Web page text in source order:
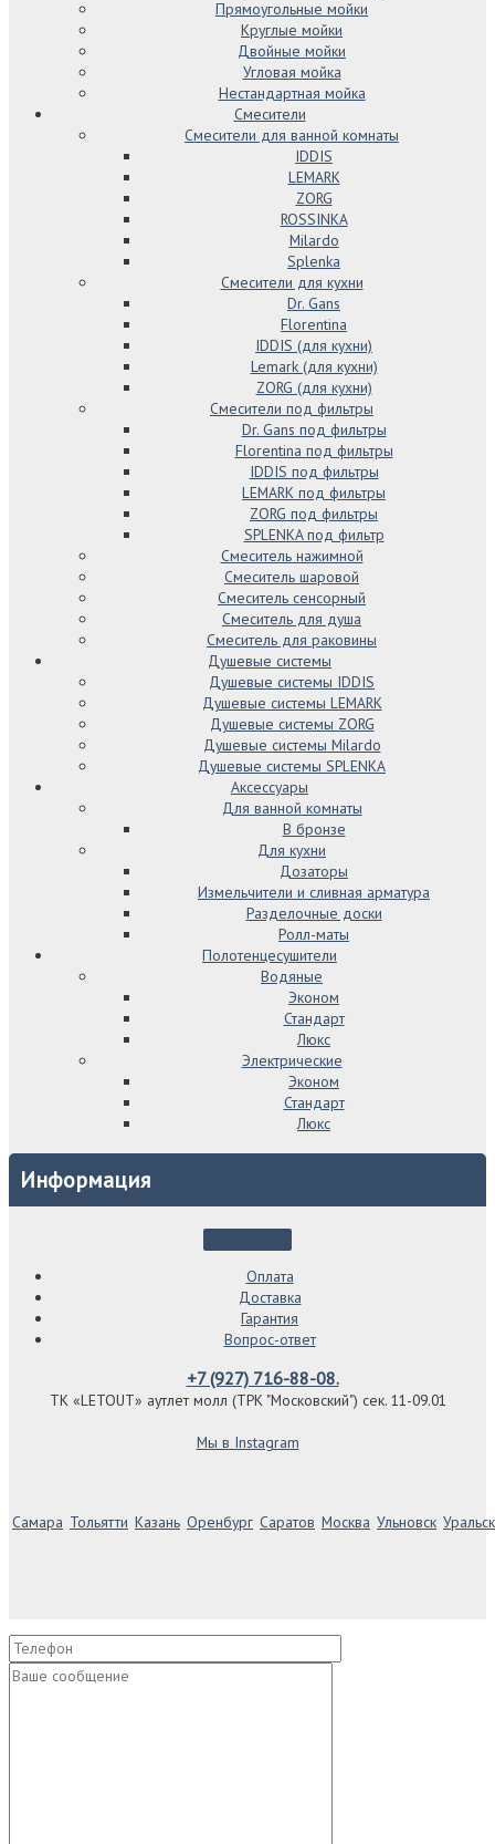
Прямоугольные мойки
Круглые мойки
Двойные мойки
Угловая мойка
Нестандартная мойка
Смесители
Смесители для ванной комнаты
IDDIS
LEMARK
ZORG
ROSSINKA
Milardo
Splenka
Смесители для кухни
Dr. Gans
Florentina
IDDIS (для кухни)
Lemark (для кухни)
ZORG (для кухни)
Смесители под фильтры
Dr. Gans под фильтры
Florentina под фильтры
IDDIS под фильтры
LEMARK под фильтры
ZORG под фильтры
SPLENKA под фильтр
Смеситель нажимной
Смеситель шаровой
Смеситель сенсорный
Смеситель для душа
Смеситель для раковины
Душевые системы
Душевые системы IDDIS
Душевые системы LEMARK
Душевые системы ZORG
Душевые системы Milardo
Душевые системы SPLENKA
Аксессуары
Для ванной комнаты
В бронзе
Для кухни
Дозаторы
Измельчители и сливная арматура
Разделочные доски
Ролл-маты
Полотенцесушители
Водяные
Эконом
Стандарт
Люкс
Электрические
Эконом
Стандарт
Люкс
Информация
Оплата
Доставка
Гарантия
Вопрос-ответ
+7 (927) 716-88-08.
ТК «LETOUT» аутлет молл (ТРК "Московский") сек. 11-09.01
Мы в Instagram
Самара Тольятти Казань Оренбург Саратов Москва Ульновск Уральск